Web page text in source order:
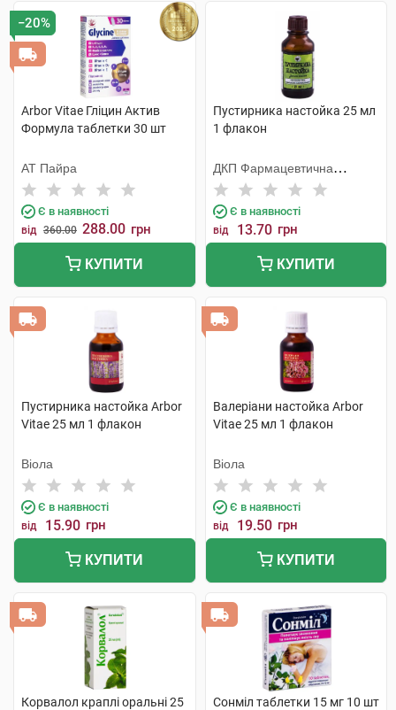
−20%
Arbor Vitae Гліцин Актив
Формула таблетки 30 шт
АТ Пайра
Є в наявності
від 360.00 288.00 грн
КУПИТИ
Пустирника настойка 25 мл
1 флакон
ДКП Фармацевтична
фабрика
Є в наявності
від 13.70 грн
КУПИТИ
Пустирника настойка Arbor
Vitae 25 мл 1 флакон
Віола
Є в наявності
від 15.90 грн
КУПИТИ
Валеріани настойка Arbor
Vitae 25 мл 1 флакон
Віола
Є в наявності
від 19.50 грн
КУПИТИ
Корвалол краплі оральні 25
Сонміл таблетки 15 мг 10 шт